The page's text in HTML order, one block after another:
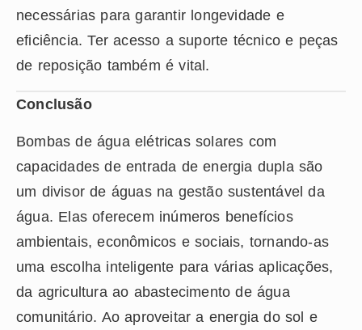
necessárias para garantir longevidade e
eficiência. Ter acesso a suporte técnico e peças
de reposição também é vital.
Conclusão
Bombas de água elétricas solares com
capacidades de entrada de energia dupla são
um divisor de águas na gestão sustentável da
água. Elas oferecem inúmeros benefícios
ambientais, econômicos e sociais, tornando-as
uma escolha inteligente para várias aplicações,
da agricultura ao abastecimento de água
comunitário. Ao aproveitar a energia do sol e